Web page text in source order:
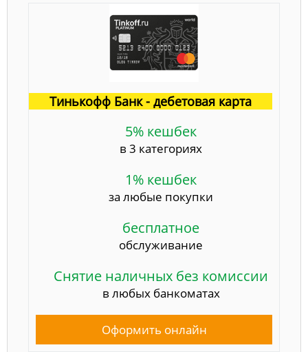
Тинькофф Банк - дебетовая карта
5% кешбек
в 3 категориях
1% кешбек
за любые покупки
бесплатное
обслуживание
Снятие наличных без комиссии
в любых банкоматах
Оформить онлайн